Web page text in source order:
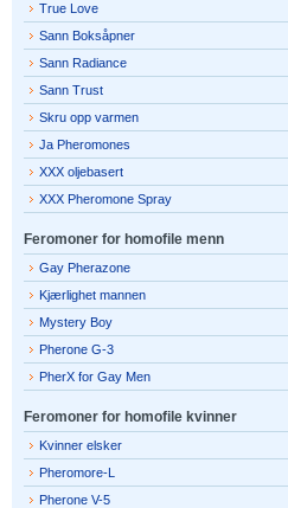
True Love
Sann Boksåpner
Sann Radiance
Sann Trust
Skru opp varmen
Ja Pheromones
XXX oljebasert
XXX Pheromone Spray
Feromoner for homofile menn
Gay Pherazone
Kjærlighet mannen
Mystery Boy
Pherone G-3
PherX for Gay Men
Feromoner for homofile kvinner
Kvinner elsker
Pheromore-L
Pherone V-5